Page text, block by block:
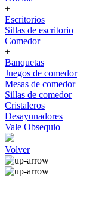
+
Escritorios
Sillas de escritorio
Comedor
+
Banquetas
Juegos de comedor
Mesas de comedor
Sillas de comedor
Cristaleros
Desayunadores
Vale Obsequio
Volver